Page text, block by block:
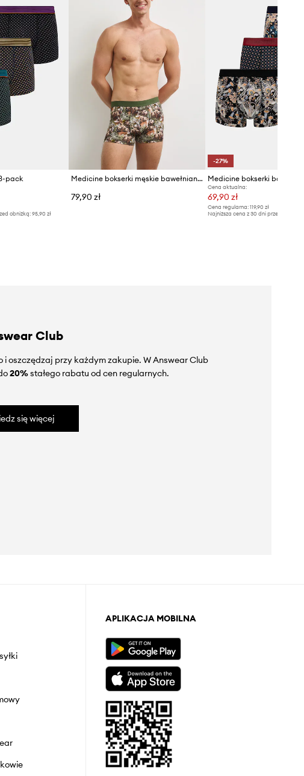
pack
obniżką: 95,90 zł
Medicine bokserki męskie bawełniane z elastanem 2-pack
79,90 zł
-27%
Cena aktualna:
69,90 zł
Cena regularna: 119,90 zł
Najniższa cena z 30 dni przed obniżką:
Club
i oszczędzaj przy każdym zakupie. W Answear Club
20%stałego rabatu od cen regularnych.
się więcej
APLIKACJA MOBILNA